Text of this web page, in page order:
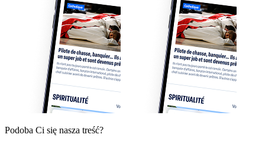
Podoba Ci się nasza treść?